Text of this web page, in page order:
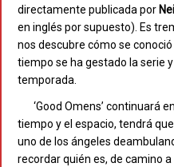
directamente publicada por
en inglés por supuesto). Es
nos descubre cómo se
tiempo se ha gestado la serie
temporada.
‘Good Omens’ continuará
tiempo y el espacio, tendrá
uno de los ángeles
recordar quién es, de camino